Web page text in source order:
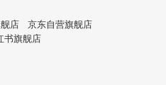
店
京东自营旗舰店
书旗舰店